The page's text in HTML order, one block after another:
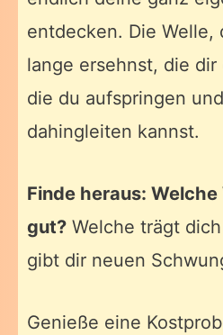
entdecken. Die Welle,
lange ersehnst, die
die du aufspringen
dahingleiten kannst.
Finde heraus:
gut? Welche trägt
gibt dir neuen
Genieße eine